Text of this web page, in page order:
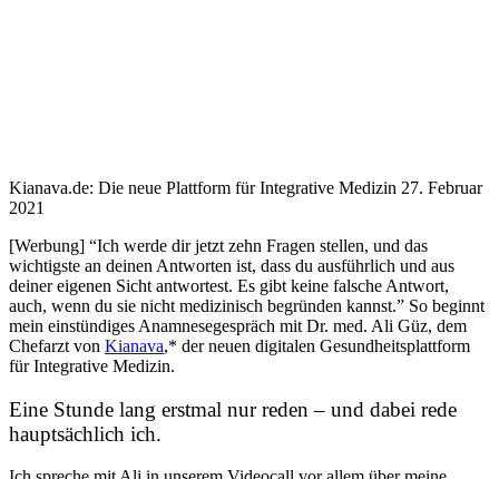
Kianava.de: Die neue Plattform für Integrative Medizin 27. Februar
2021
[Werbung] “Ich werde dir jetzt zehn Fragen stellen, und das
wichtigste an deinen Antworten ist, dass du ausführlich und aus
deiner eigenen Sicht antwortest. Es gibt keine falsche Antwort,
auch, wenn du sie nicht medizinisch begründen kannst.” So beginnt
mein einstündiges Anamnesegespräch mit Dr. med. Ali Güz, dem
Chefarzt von Kianava,* der neuen digitalen Gesundheitsplattform
für Integrative Medizin.
Eine Stunde lang erstmal nur reden – und dabei rede
hauptsächlich ich.